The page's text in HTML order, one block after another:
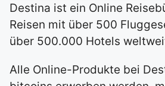
Destina ist ein Online
Reisen mit über 500
über 500.000 Hotels
Alle Online-Produkte bei